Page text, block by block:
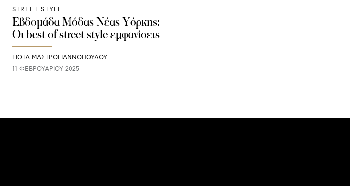
STREET STYLE
Εβδομάδα Μόδας Νέας Υόρκης:
Οι best of street style εμφανίσεις
ΓΙΩΤΑ ΜΑΣΤΡΟΓΙΑΝΝΟΠΟΥΛΟΥ
11 ΦΕΒΡΟΥΑΡΊΟΥ 2025